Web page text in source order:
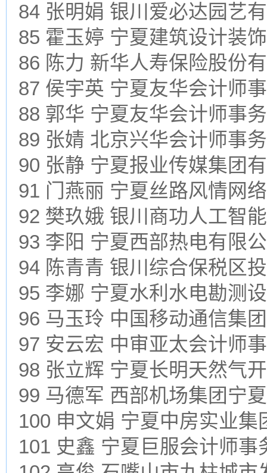
84 张明娟 银川爱必达园艺
85 霍玉婷 宁夏建筑设计装
86 陈力 新华人寿保险股份
87 侯宇英 宁夏友华会计师
88 郭华 宁夏友华会计师事
89 张婧 北京兴华会计师事
90 张静 宁夏报业传媒集团
91 门燕丽 宁夏丝路风情网
92 樊玖娥 银川商功人工智
93 李阳 宁夏西部热电有限
94 陈青青 银川综合保税区
95 李娜 宁夏水利水电勘测
96 马玉玲 中国移动通信集
97 安云宏 中审亚太会计师
98 张立辉 宁夏长明天然气
99 马德军 西部机场集团宁
100 申文娟 宁夏中房实业集
101 史鑫 宁夏巨服会计师事